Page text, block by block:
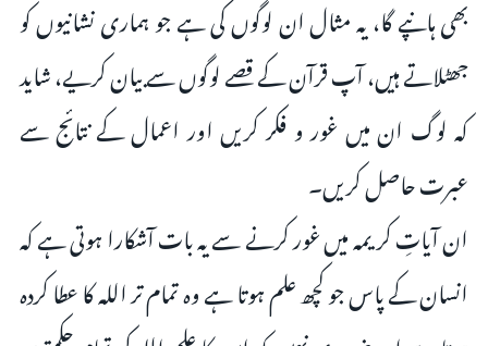
بھی ہانپے گا، یہ مثال ان لوگوں کی ہے جو ہماری نشانیوں کو
جھٹلاتے ہیں، آپ قرآن کے قصے لوگوں سے بیان کریے، شاید
کہ لوگ ان میں غور و فکر کریں اور اعمال کے نتائج سے
عبرت حاصل کریں۔
ان آیاتِ کریمہ میں غور کرنے سے یہ بات آشکارا ہوتی ہے کہ
انسان کے پاس جو کچھ علم ہوتا ہے وہ تمام تر اللہ کا عطا کردہ